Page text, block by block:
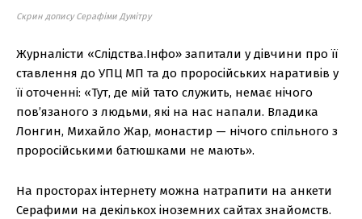
Скрин допису Серафіми Думітру
Журналісти «Слідства.Інфо» запитали у дівчини про її
ставлення до УПЦ МП та до проросійських наративів у
її оточенні: «Тут, де мій тато служить, немає нічого
пов’язаного з людьми, які на нас напали. Владика
Лонгин, Михайло Жар, монастир — нічого спільного з
проросійськими батюшками не мають».
На просторах інтернету можна натрапити на анкети
Серафими на декількох іноземних сайтах знайомств.